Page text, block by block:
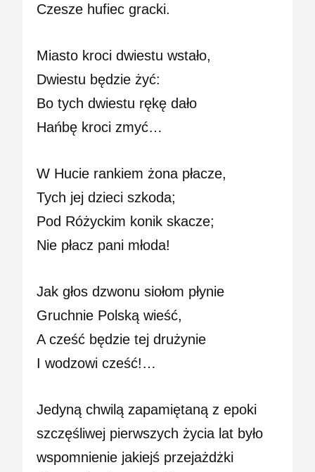
Czesze hufiec gracki.
Miasto kroci dwiestu wstało,
Dwiestu będzie żyć:
Bo tych dwiestu rękę dało
Hańbę kroci zmyć…
W Hucie rankiem żona płacze,
Tych jej dzieci szkoda;
Pod Różyckim konik skacze;
Nie płacz pani młoda!
Jak głos dzwonu siołom płynie
Gruchnie Polską wieść,
A cześć będzie tej drużynie
I wodzowi cześć!…
Jedyną chwilą zapamiętaną z epoki
szczęśliwej pierwszych życia lat było
wspomnienie jakiejś przejażdżki